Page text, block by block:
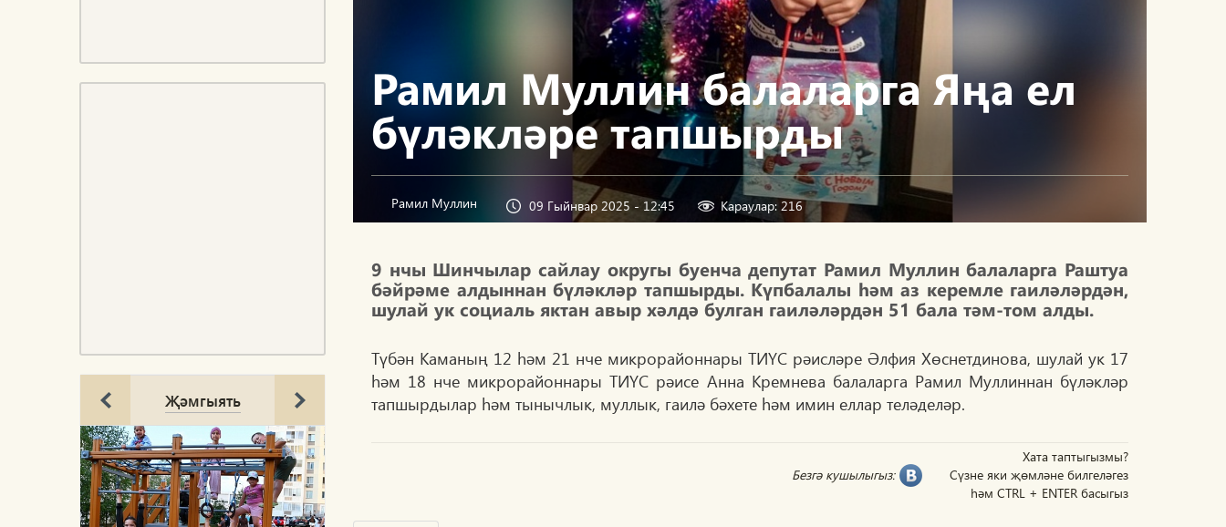
Җәмгыять
Рамил Муллин балаларга Яңа ел
бүләкләре тапшырды
Рамил Муллин 09 Гыйнвар 2025 - 12:45 Караулар: 216
9 нчы Шинчылар сайлау округы буенча депутат Рамил Муллин балаларга Раштуа
бәйрәме алдыннан бүләкләр тапшырды. Күпбалалы һәм аз керемле гаиләләрдән,
шулай ук социаль яктан авыр хәлдә булган гаиләләрдән 51 бала тәм-том алды.
Түбән Каманың 12 һәм 21 нче микрорайоннары ТИҮС рәисләре Әлфия Хөснетдинова, шулай ук 17
һәм 18 нче микрорайоннары ТИҮС рәисе Анна Кремнева балаларга Рамил Муллиннан бүләкләр
тапшырдылар һәм тынычлык, муллык, гаилә бәхете һәм имин еллар теләделәр.
Хата таптыгызмы?
Сүзне яки җөмләне билгеләгез
һәм CTRL + ENTER басыгыз
Безгә кушылыгыз: